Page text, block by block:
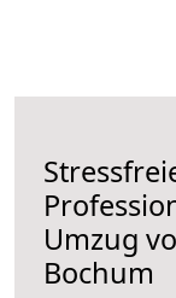
Umzug
Bochum